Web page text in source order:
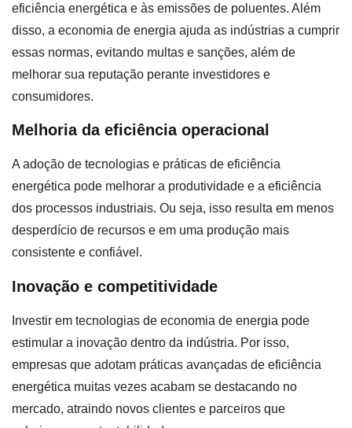
eficiência energética e às emissões de poluentes. Além
disso, a economia de energia ajuda as indústrias a cumprir
essas normas, evitando multas e sanções, além de
melhorar sua reputação perante investidores e
consumidores.
Melhoria da eficiência operacional
A adoção de tecnologias e práticas de eficiência
energética pode melhorar a produtividade e a eficiência
dos processos industriais. Ou seja, isso resulta em menos
desperdício de recursos e em uma produção mais
consistente e confiável.
Inovação e competitividade
Investir em tecnologias de economia de energia pode
estimular a inovação dentro da indústria. Por isso,
empresas que adotam práticas avançadas de eficiência
energética muitas vezes acabam se destacando no
mercado, atraindo novos clientes e parceiros que